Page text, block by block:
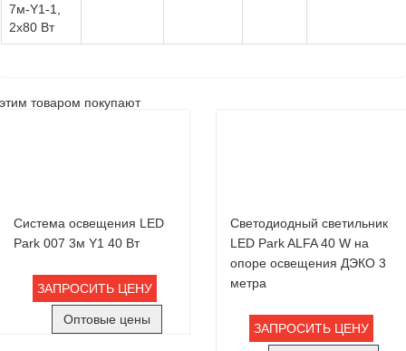
7м-Y1-1,
2х80 Вт
товаром покупают
Система освещения LED
Park 007 3м Y1 40 Вт
ЗАПРОСИТЬ ЦЕНУ
Оптовые цены
Светодиодный светильник
LED Park ALFA 40 W на
опоре освещения ДЭКО 3
метра
ЗАПРОСИТЬ ЦЕНУ